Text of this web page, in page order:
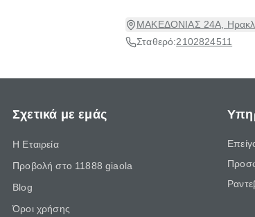
ΜΑΚΕΔΟΝΙΑΣ 24Α,
Σταθερό:2102824511
Σχετικά με εμάς
Η Εταιρεία
Προβολή στο 11888 giaola
Blog
Όροι χρήσης